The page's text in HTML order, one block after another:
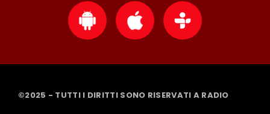
©2025 - TUTTI I DIRITTI SONO RISERVATI A RADIO